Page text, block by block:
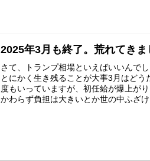
2025年3月も終了。荒れてきま
さて、トランプ相場といえばいいんで
とにかく生き残ることが大事3月はど
度もいっていますが、初任給が爆上が
かわらず負担は大きいとか世の中ふざ